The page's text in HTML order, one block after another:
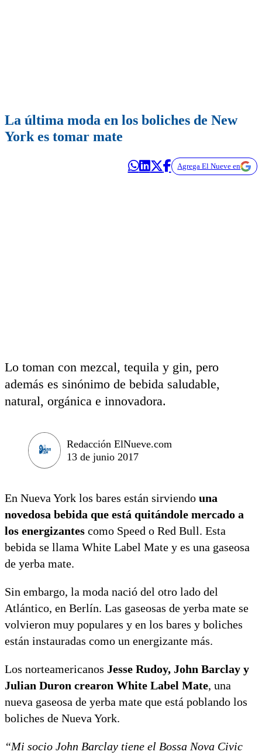
La última moda en los boliches de New
York es tomar mate
Agrega El Nueve en
Lo toman con mezcal, tequila y gin, pero
además es sinónimo de bebida saludable,
natural, orgánica e innovadora.
Redacción ElNueve.com
13 de junio 2017
En Nueva York los bares están sirviendo una
novedosa bebida que está quitándole mercado a
los energizantes como Speed o Red Bull. Esta
bebida se llama White Label Mate y es una gaseosa
de yerba mate.
Sin embargo, la moda nació del otro lado del
Atlántico, en Berlín. Las gaseosas de yerba mate se
volvieron muy populares y en los bares y boliches
están instauradas como un energizante más.
Los norteamericanos Jesse Rudoy, John Barclay y
Julian Duron crearon White Label Mate, una
nueva gaseosa de yerba mate que está poblando los
boliches de Nueva York.
“Mi socio John Barclay tiene el Bossa Nova Civic